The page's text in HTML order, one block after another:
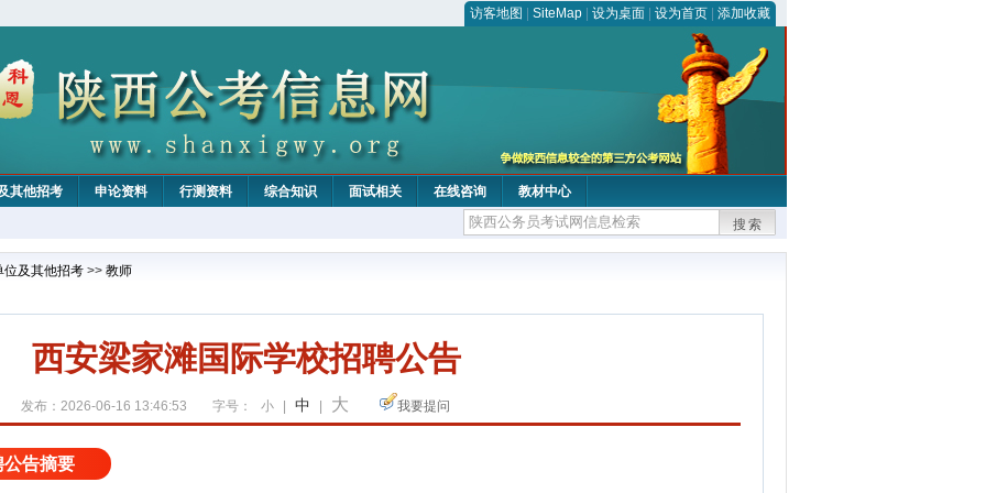
访客地图 SiteMap 设为桌面 设为首页 添加收藏
其他招考 申论资料 行测资料 综合知识 面试相关 在线咨询 教材中心
搜索
位及其他招考 >> 教师
西安梁家滩国际学校招聘公告
发布：2026-06-16 13:46:53 字号： 小 中 大 我要提问
公告摘要